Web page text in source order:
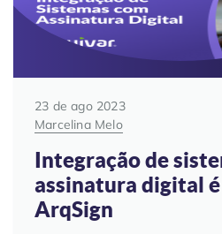
23 de ago 2023
Marcelina Melo
Integração de
assinatura digital é
ArqSign